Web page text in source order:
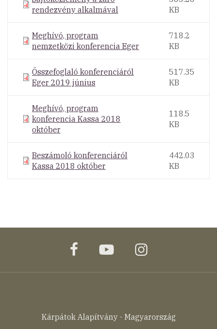
rendezvény alkalmával
KB
Meghívó, program
nemzetközi konferencia Eger
718.2
KB
Összefoglaló konferenciáról
Eger 2019 június
517.35
KB
Meghívó, program
konferencia Kassa 2018
október
118.5
KB
Beszámoló konferenciáról
Kassa 2018 október
442.03
KB
facebookyoutubeinstagram
Kárpátok Alapítvány - Magyarország